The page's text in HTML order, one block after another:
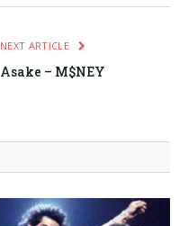
NEXT ARTICLE
Asake – M$NEY